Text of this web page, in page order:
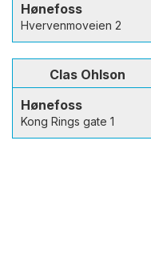
Hønefoss
Hvervenmoveien 2
Clas Ohlson
Hønefoss
Kong Rings gate 1